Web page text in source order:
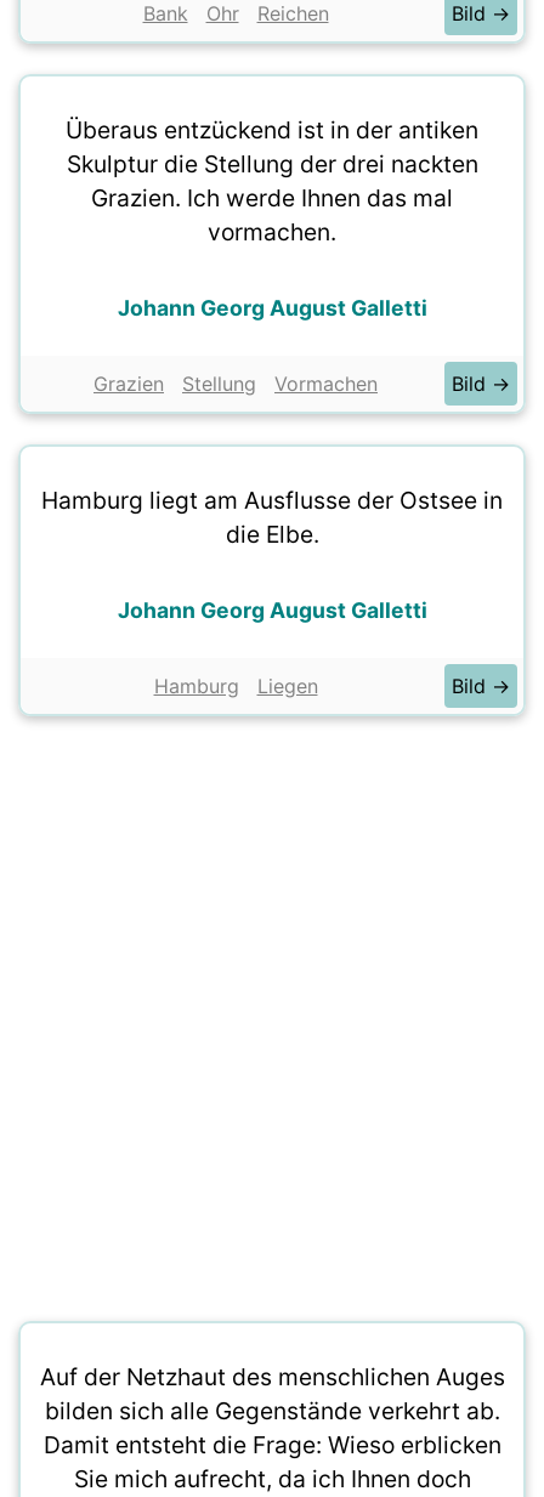
Bank Ohr Reichen Bild →
Überaus entzückend ist in der antiken
Skulptur die Stellung der drei nackten
Grazien. Ich werde Ihnen das mal
vormachen.
Johann Georg August Galletti
Grazien Stellung Vormachen Bild →
Hamburg liegt am Ausflusse der Ostsee in
die Elbe.
Johann Georg August Galletti
Hamburg Liegen Bild →
Auf der Netzhaut des menschlichen Auges
bilden sich alle Gegenstände verkehrt ab.
Damit entsteht die Frage: Wieso erblicken
Sie mich aufrecht, da ich Ihnen doch